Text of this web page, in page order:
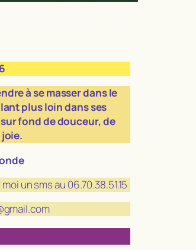
à se masser dans le
plus loin dans ses
fond de douceur, de
un sms au 06.70.38.51.15